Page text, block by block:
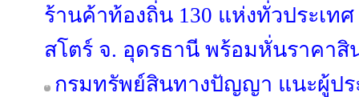
ร้านค้าท้องถิ่น 130 แห่งทั่วประเทศ
สโตร์ จ. อุดรธานี พร้อมหั่นราคาสิ
กรมทรัพย์สินทางปัญญา แนะผู้ปร